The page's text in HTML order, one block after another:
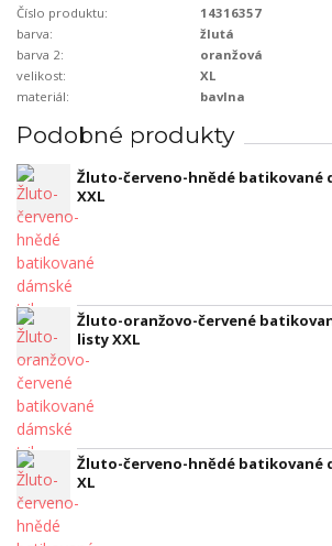
Číslo produktu:
14316357
barva:
žlutá
barva 2:
oranžová
velikost:
XL
materiál:
bavlna
Podobné produkty
Žluto-červeno-hnědé batikované
XXL
Žluto-oranžovo-červené
listy XXL
Žluto-červeno-hnědé batikované
XL